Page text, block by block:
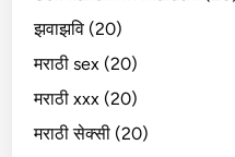
झवाझवि (20)
मराठी sex (20)
मराठी xxx (20)
मराठी सेक्सी (20)